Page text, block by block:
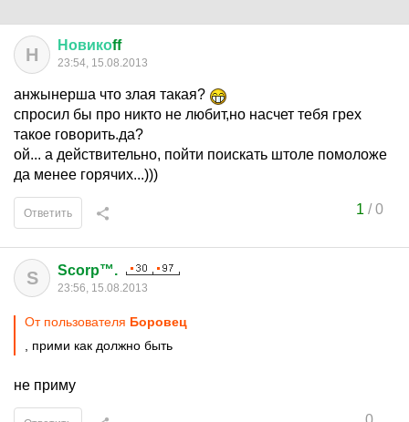
Н Новикоff
23:54, 15.08.2013
анжынерша что злая такая?
спросил бы про никто не любит,но насчет тебя грех
такое говорить.да?
ой... а действительно, пойти поискать штоле помоложе
да менее горячих...)))
1 /0
Ответить
S Scorp™.
23:56, 15.08.2013
От пользователя Боровец
, прими как должно быть
не приму